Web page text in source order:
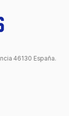
46130 España.